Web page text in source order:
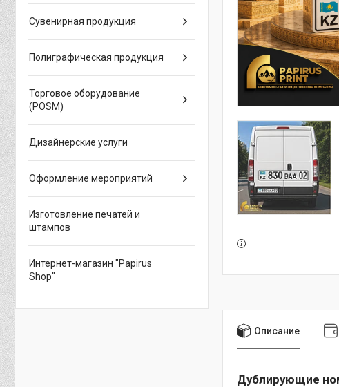
Описание
Дублирующие
Сувенирная продукция
Полиграфическая продукция
Торговое оборудование
(POSM)
Дизайнерские услуги
Оформление мероприятий
Изготовление печатей и
штампов
Интернет-магазин "Papirus
Shop"